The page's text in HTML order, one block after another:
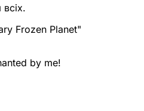
Frozen Planet"
by me!